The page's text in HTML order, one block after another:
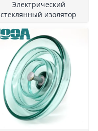
Электрический
стеклянный изолятор